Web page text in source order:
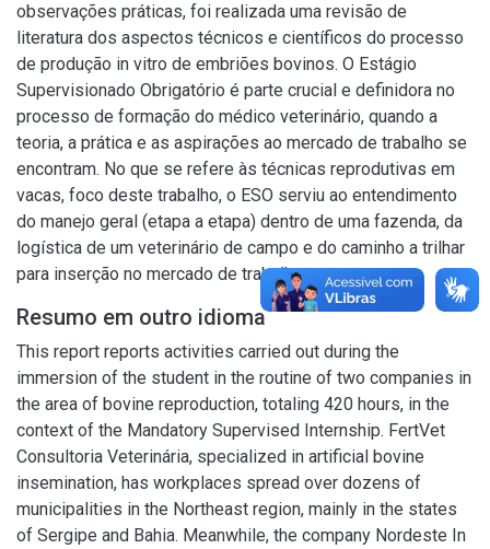
observações práticas, foi realizada uma revisão de
literatura dos aspectos técnicos e científicos do processo
de produção in vitro de embriões bovinos. O Estágio
Supervisionado Obrigatório é parte crucial e definidora no
processo de formação do médico veterinário, quando a
teoria, a prática e as aspirações ao mercado de trabalho se
encontram. No que se refere às técnicas reprodutivas em
vacas, foco deste trabalho, o ESO serviu ao entendimento
do manejo geral (etapa a etapa) dentro de uma fazenda, da
logística de um veterinário de campo e do caminho a trilhar
para inserção no mercado de trabalho.
Resumo em outro idioma
This report reports activities carried out during the
immersion of the student in the routine of two companies in
the area of bovine reproduction, totaling 420 hours, in the
context of the Mandatory Supervised Internship. FertVet
Consultoria Veterinária, specialized in artificial bovine
insemination, has workplaces spread over dozens of
municipalities in the Northeast region, mainly in the states
of Sergipe and Bahia. Meanwhile, the company Nordeste In